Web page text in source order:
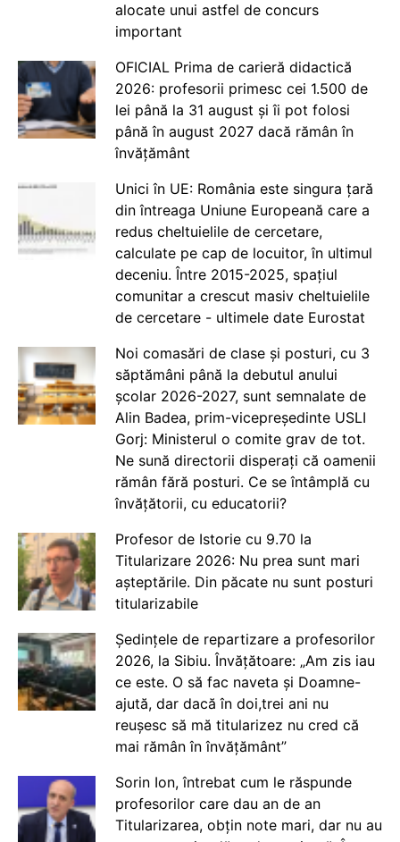
alocate unui astfel de concurs
important
OFICIAL Prima de carieră didactică
2026: profesorii primesc cei 1.500 de
lei până la 31 august și îi pot folosi
până în august 2027 dacă rămân în
învățământ
Unici în UE: România este singura țară
din întreaga Uniune Europeană care a
redus cheltuielile de cercetare,
calculate pe cap de locuitor, în ultimul
deceniu. Între 2015-2025, spațiul
comunitar a crescut masiv cheltuielile
de cercetare - ultimele date Eurostat
Noi comasări de clase și posturi, cu 3
săptămâni până la debutul anului
școlar 2026-2027, sunt semnalate de
Alin Badea, prim-vicepreședinte USLI
Gorj: Ministerul o comite grav de tot.
Ne sună directorii disperați că oamenii
rămân fără posturi. Ce se întâmplă cu
învățătorii, cu educatorii?
Profesor de Istorie cu 9.70 la
Titularizare 2026: Nu prea sunt mari
așteptările. Din păcate nu sunt posturi
titularizabile
Ședințele de repartizare a profesorilor
2026, la Sibiu. Învățătoare: „Am zis iau
ce este. O să fac naveta și Doamne-
ajută, dar dacă în doi,trei ani nu
reușesc să mă titularizez nu cred că
mai rămân în învățământ”
Sorin Ion, întrebat cum le răspunde
profesorilor care dau an de an
Titularizarea, obțin note mari, dar nu au